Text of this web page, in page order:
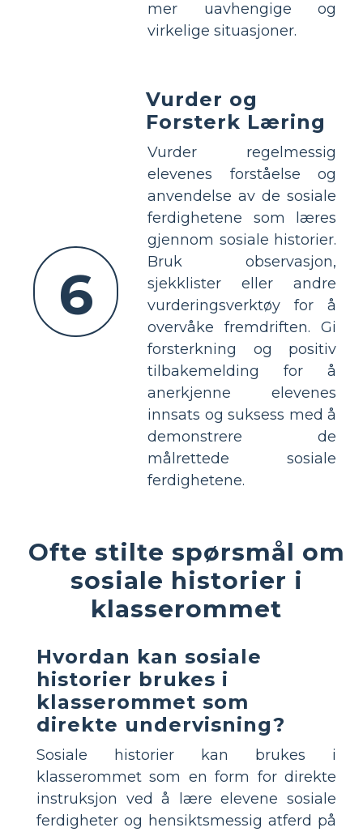
mer uavhengige og
virkelige situasjoner.
6
Vurder og
Forsterk Læring
Vurder regelmessig
elevenes forståelse og
anvendelse av de sosiale
ferdighetene som læres
gjennom sosiale historier.
Bruk observasjon,
sjekklister eller andre
vurderingsverktøy for å
overvåke fremdriften. Gi
forsterkning og positiv
tilbakemelding for å
anerkjenne elevenes
innsats og suksess med å
demonstrere de
målrettede sosiale
ferdighetene.
Ofte stilte spørsmål om
sosiale historier i
klasserommet
Hvordan kan sosiale
historier brukes i
klasserommet som
direkte undervisning?
Sosiale historier kan brukes i
klasserommet som en form for direkte
instruksjon ved å lære elevene sosiale
ferdigheter og hensiktsmessig atferd på